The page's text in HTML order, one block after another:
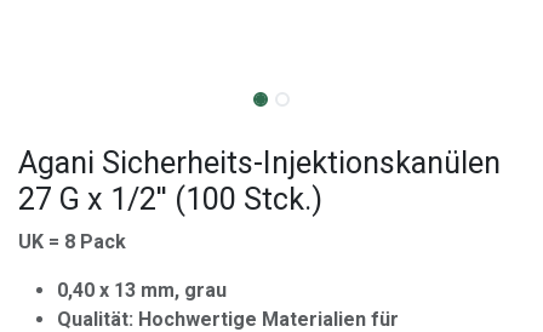
Agani Sicherheits-Injektionskanülen
27 G x 1/2'' (100 Stck.)
UK = 8 Pack
0,40 x 13 mm, grau
Qualität: Hochwertige Materialien für